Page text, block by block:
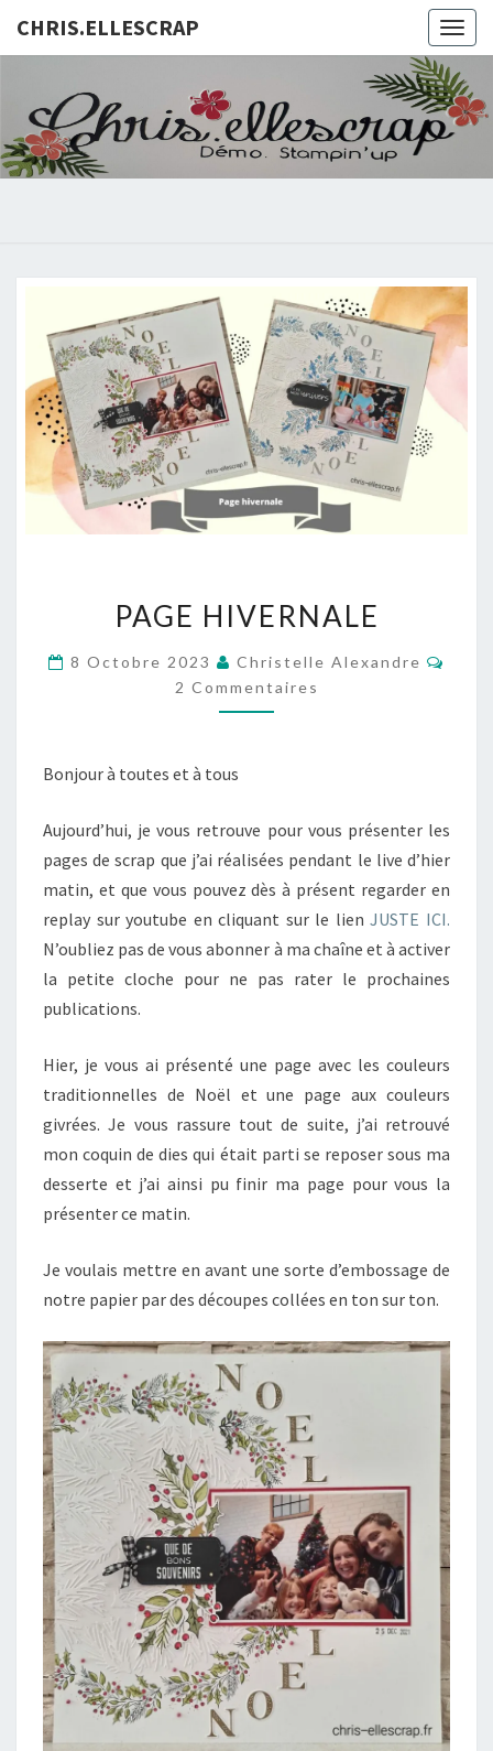
CHRIS.ELLESCRAP
HIVERNALE
PAGE HIVERNALE
8 Octobre 2023 Christelle Alexandre
2 Commentaires
Bonjour à toutes et à tous
Aujourd’hui, je vous retrouve pour vous présenter les
pages de scrap que j’ai réalisées pendant le live d’hier
matin, et que vous pouvez dès à présent regarder en
replay sur youtube en cliquant sur le lienJUSTE ICI.
N’oubliez pas de vous abonner à ma chaîne et à activer
la petite cloche pour ne pas rater le prochaines
publications.
Hier, je vous ai présenté une page avec les couleurs
traditionnelles de Noël et une page aux couleurs
givrées. Je vous rassure tout de suite, j’ai retrouvé
mon coquin de dies qui était parti se reposer sous ma
desserte et j’ai ainsi pu finir ma page pour vous la
présenter ce matin.
Je voulais mettre en avant une sorte d’embossage de
notre papier par des découpes collées en ton sur ton.